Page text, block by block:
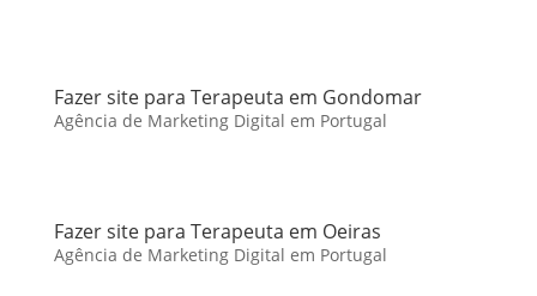
Fazer site para Terapeuta em Gondomar
Agência de Marketing Digital em Portugal
Fazer site para Terapeuta em Oeiras
Agência de Marketing Digital em Portugal